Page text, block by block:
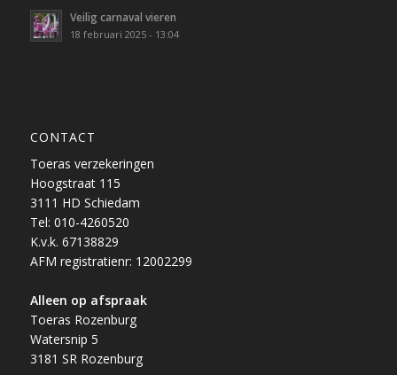
Veilig carnaval vieren
18 februari 2025 - 13:04
CONTACT
Toeras verzekeringen
Hoogstraat 115
3111 HD Schiedam
Tel: 010-4260520
K.v.k. 67138829
AFM registratienr: 12002299
Alleen op afspraak
Toeras Rozenburg
Watersnip 5
3181 SR Rozenburg